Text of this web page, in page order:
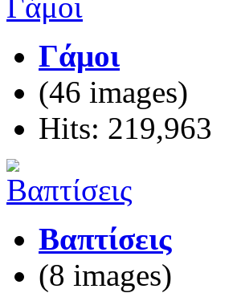
Γάμοι
(46 images)
Hits: 219,963
Βαπτίσεις
(8 images)